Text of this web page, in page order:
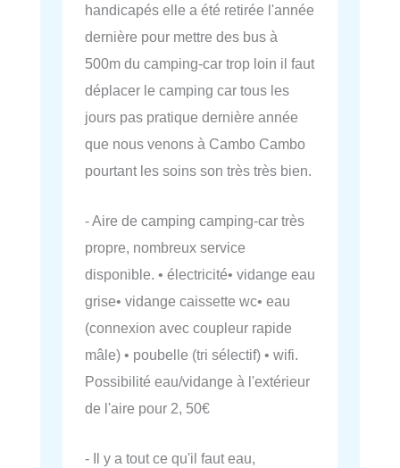
handicapés elle a été retirée l'année
dernière pour mettre des bus à
500m du camping-car trop loin il faut
déplacer le camping car tous les
jours pas pratique dernière année
que nous venons à Cambo Cambo
pourtant les soins son très très bien.
- Aire de camping camping-car très
propre, nombreux service
disponible. • électricité• vidange eau
grise• vidange caissette wc• eau
(connexion avec coupleur rapide
mâle) • poubelle (tri sélectif) • wifi.
Possibilité eau/vidange à l'extérieur
de l'aire pour 2, 50€
- Il y a tout ce qu'il faut eau,